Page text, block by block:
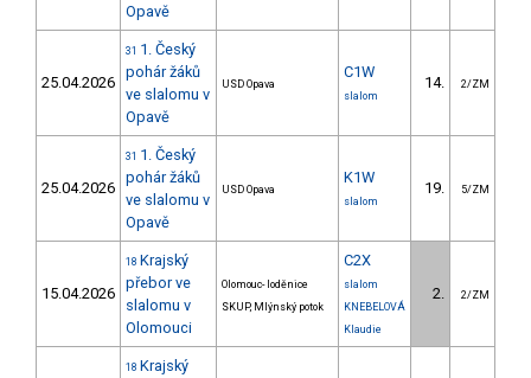
Opavě
25.04.2026
31 1. Český
pohár žáků
ve slalomu v
Opavě
USD Opava
C1W
slalom
14. 2/ZM
25.04.2026
31 1. Český
pohár žáků
ve slalomu v
Opavě
USD Opava
K1W
slalom
19. 5/ZM
15.04.2026
18 Krajský
přebor ve
slalomu v
Olomouci
Olomouc- loděnice
SKUP, Mlýnský potok
C2X
slalom
KNEBELOVÁ
Klaudie
2. 2/ZM
18 Krajský